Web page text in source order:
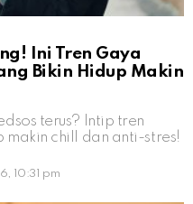
Ini Tren Gaya
Bikin Hidup Makin
terus? Intip tren
chill dan anti-stres!
10:31 pm